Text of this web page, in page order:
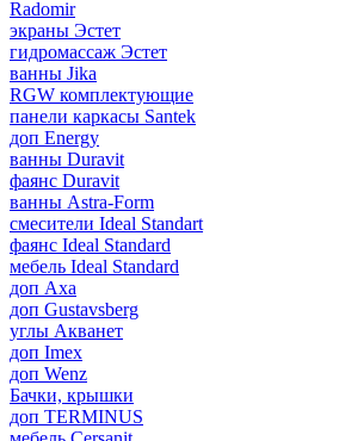
Radomir
экраны Эстет
гидромассаж Эстет
ванны Jika
RGW комплектующие
панели каркасы Santek
доп Energy
ванны Duravit
фаянс Duravit
ванны Astra-Form
смесители Ideal Standart
фаянс Ideal Standard
мебель Ideal Standard
доп Axa
доп Gustavsberg
углы Акванет
доп Imex
доп Wenz
Бачки, крышки
доп TERMINUS